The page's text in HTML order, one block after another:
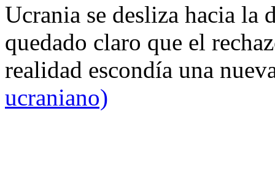
Ucrania se desliza hacia
quedado claro que el
realidad escondía una
ucraniano)